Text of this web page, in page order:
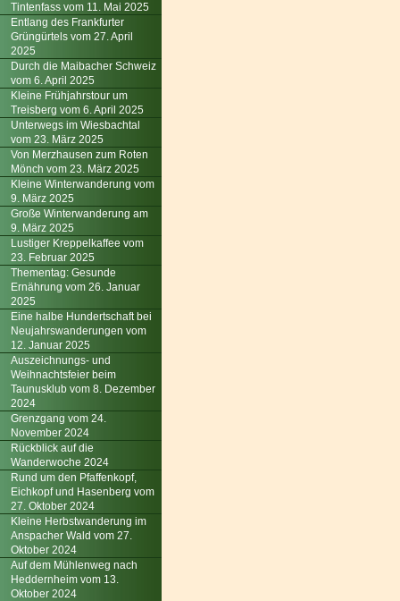
Tintenfass vom 11. Mai 2025
Entlang des Frankfurter
Grüngürtels vom 27. April
2025
Durch die Maibacher Schweiz
vom 6. April 2025
Kleine Frühjahrstour um
Treisberg vom 6. April 2025
Unterwegs im Wiesbachtal
vom 23. März 2025
Von Merzhausen zum Roten
Mönch vom 23. März 2025
Kleine Winterwanderung vom
9. März 2025
Große Winterwanderung am
9. März 2025
Lustiger Kreppelkaffee vom
23. Februar 2025
Thementag: Gesunde
Ernährung vom 26. Januar
2025
Eine halbe Hundertschaft bei
Neujahrswanderungen vom
12. Januar 2025
Auszeichnungs- und
Weihnachtsfeier beim
Taunusklub vom 8. Dezember
2024
Grenzgang vom 24.
November 2024
Rückblick auf die
Wanderwoche 2024
Rund um den Pfaffenkopf,
Eichkopf und Hasenberg vom
27. Oktober 2024
Kleine Herbstwanderung im
Anspacher Wald vom 27.
Oktober 2024
Auf dem Mühlenweg nach
Heddernheim vom 13.
Oktober 2024